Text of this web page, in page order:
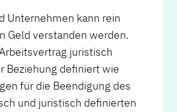
Unternehmen kann rein
Geld verstanden werden.
juristisch
Beziehung definiert wie
für die Beendigung des
und juristisch definierten